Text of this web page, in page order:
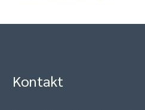
Kontakt